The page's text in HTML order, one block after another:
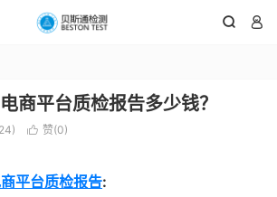
 
商平台质检报告多少钱？
 赞(0)
平台质检报告: